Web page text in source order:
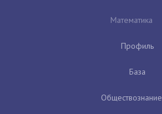
Математика
Профиль
База
Обществознание